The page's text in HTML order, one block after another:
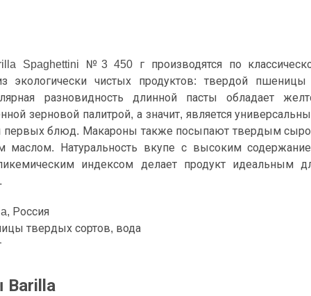
Spaghettini №3 450 г производятся по
экологически чистых продуктов: твердой пшеницы
разновидность длинной пасты обладает
зерновой палитрой, а значит, является
первых блюд. Макароны также посыпают твердым
маслом. Натуральность вкупе с высоким
индексом делает продукт идеальным
Россия
твердых сортов, вода
Barilla